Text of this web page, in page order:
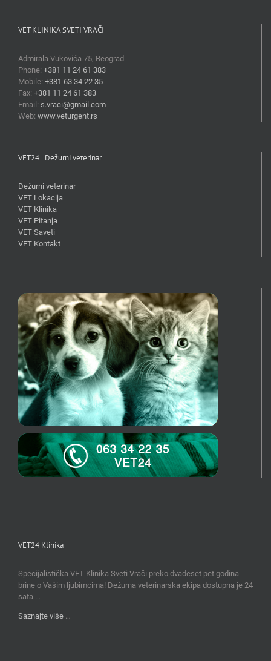
VET KLINIKA SVETI VRAČI
Admirala Vukovića 75, Beograd
Phone: +381 11 24 61 383
Mobile: +381 63 34 22 35
Fax: +381 11 24 61 383
Email: s.vraci@gmail.com
Web: www.veturgent.rs
VET24 | Dežurni veterinar
Dežurni veterinar
VET Lokacija
VET Klinika
VET Pitanja
VET Saveti
VET Kontakt
VET24 Klinika
Specijalistička VET Klinika Sveti Vrači preko dvadeset pet godina
brine o Vašim ljubimcima! Dežurna veterinarska ekipa dostupna je 24
sata …
Saznajte više …